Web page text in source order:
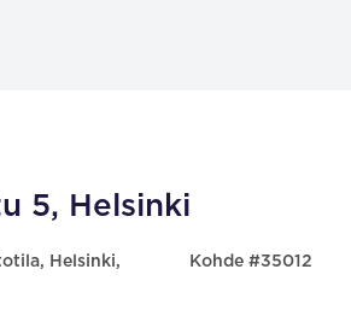
5, Helsinki
Helsinki,
Kohde #35012